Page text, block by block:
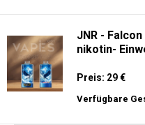
JNR -
nikotin-
Preis: 29 €
Verfügbare